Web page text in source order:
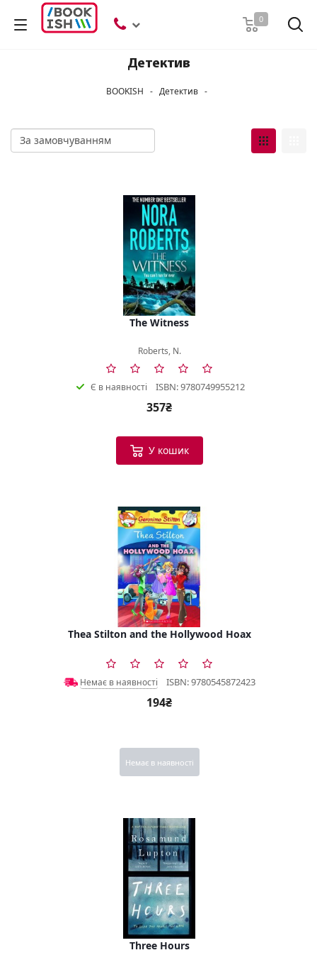
0
Детектив
BOOKISH - Детектив -
The Witness
Roberts, N.
Є в наявності ISBN: 9780749955212
357₴
У кошик
Thea Stilton and the Hollywood Hoax
Немає в наявності ISBN: 9780545872423
194₴
Немає в наявності
Three Hours